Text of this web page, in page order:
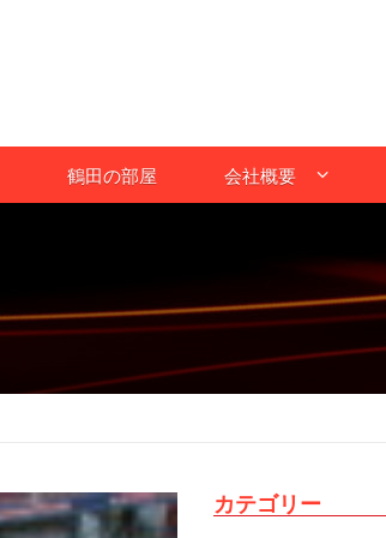
鶴田の部屋 会社概要
カテゴリー